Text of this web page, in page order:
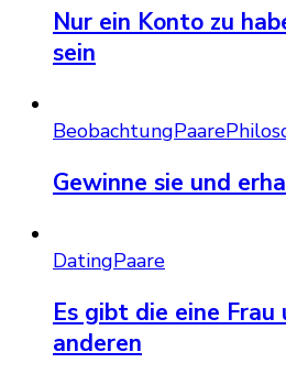
Nur ein Konto zu
sein
BeobachtungPaare
Gewinne sie und
DatingPaare
Es gibt die eine
anderen